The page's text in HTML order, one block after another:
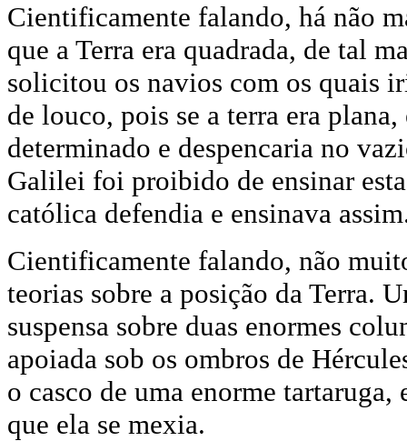
Cientificamente falando, há não
que a Terra era quadrada, de tal
solicitou os navios com os quais
de louco, pois se a terra era
determinado e despencaria no
Galilei foi proibido de ensinar
católica defendia e ensinava
Cientificamente falando, não
teorias sobre a posição da Terra.
suspensa sobre duas enormes
apoiada sob os ombros de
o casco de uma enorme
que ela se mexia.